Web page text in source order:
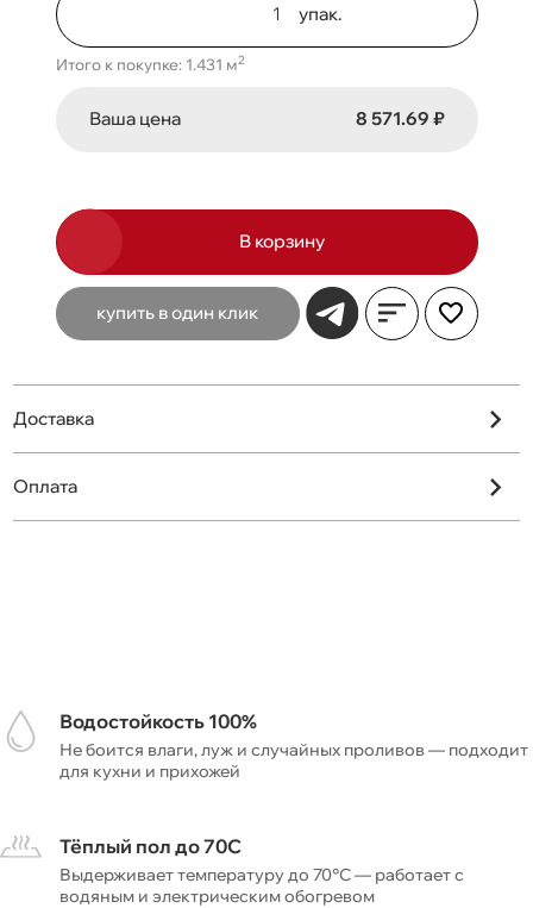
упак.
Итого к покупке: 1.431 м2
Ваша цена 8 571.69 ₽
В корзину
купить в один клик
Доставка
Оплата
Водостойкость 100%
Не боится влаги, луж и случайных проливов — подходит
для кухни и прихожей
Тёплый пол до 70С
Выдерживает температуру до 70°C — работает с
водяным и электрическим обогревом